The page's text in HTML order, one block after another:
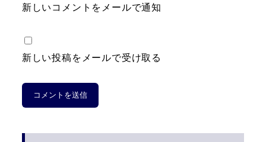
新しいコメントをメールで通知
新しい投稿をメールで受け取る